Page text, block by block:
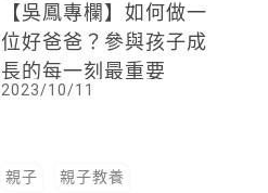
【吳鳳專欄】如何做一
位好爸爸？參與孩子成
長的每一刻最重要
2023/10/11
親子 親子教養